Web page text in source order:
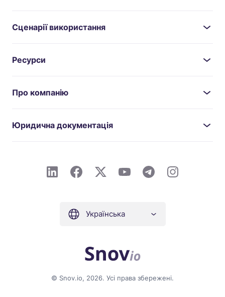
Сценарії використання
Ресурси
Про компанію
Юридична документація
© Snov.io, 2026. Усі права збережені.
Українська